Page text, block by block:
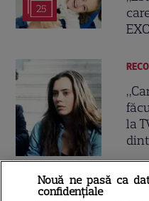
25
la
Nouă ne pasă ca
confidențiale